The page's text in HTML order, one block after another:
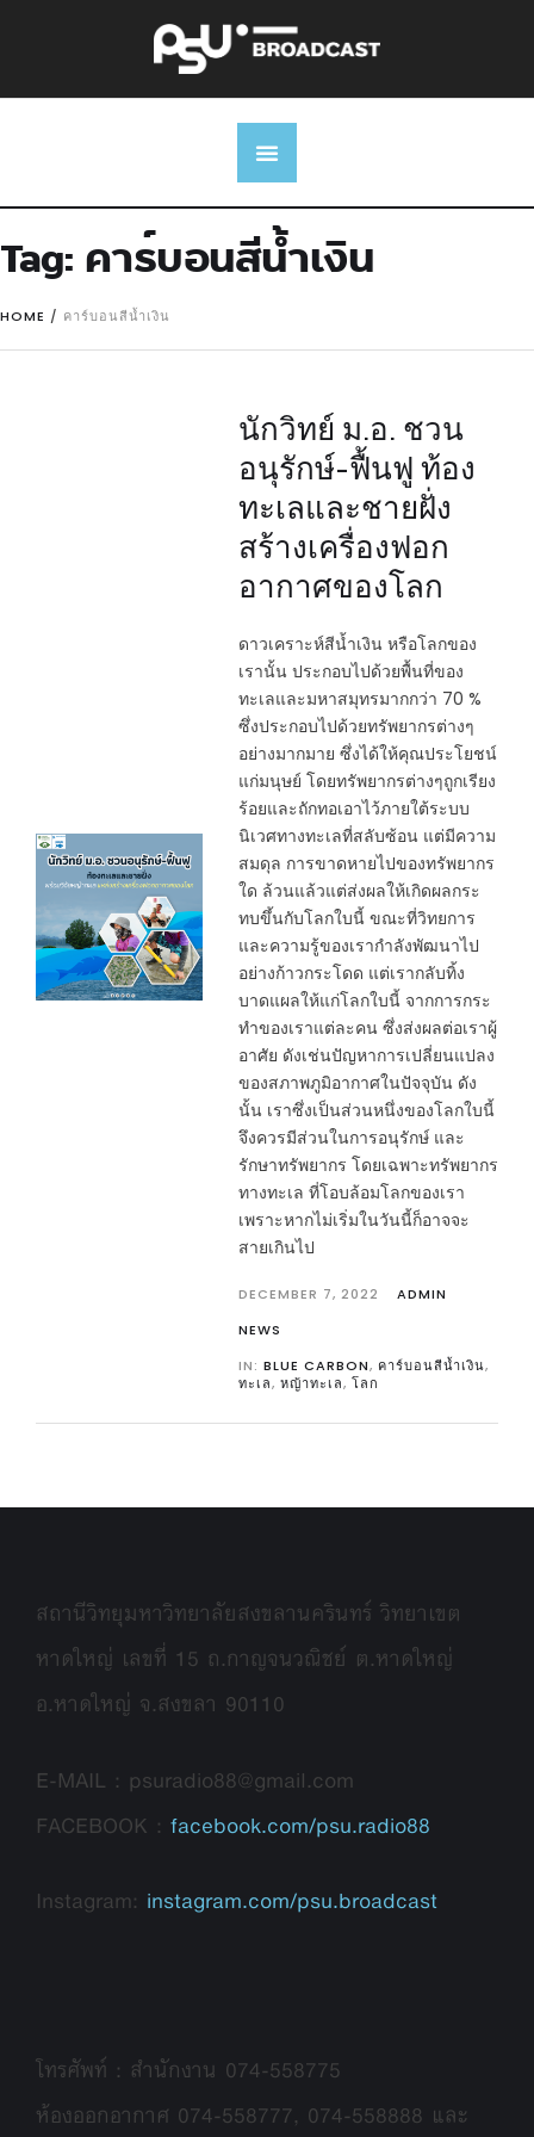
Tag: คาร์บอนสีน้ำเงิน
HOME / คาร์บอนสีน้ำเงิน
นักวิทย์ ม.อ. ชวน
อนุรักษ์-ฟื้นฟู ท้อง
ทะเลและชายฝั่ง
สร้างเครื่องฟอก
อากาศของโลก
ดาวเคราะห์สีน้ำเงิน หรือโลกของ
เรานั้น ประกอบไปด้วยพื้นที่ของ
ทะเลและมหาสมุทรมากกว่า 70 %
ซึ่งประกอบไปด้วยทรัพยากรต่างๆ
อย่างมากมาย ซึ่งได้ให้คุณประโยชน์
แก่มนุษย์ โดยทรัพยากรต่างๆถูกเรียง
ร้อยและถักทอเอาไว้ภายใต้ระบบ
นิเวศทางทะเลที่สลับซ้อน แต่มีความ
สมดุล การขาดหายไปของทรัพยากร
ใด ล้วนแล้วแต่ส่งผลให้เกิดผลกระ
ทบขึ้นกับโลกใบนี้ ขณะที่วิทยการ
และความรู้ของเรากำลังพัฒนาไป
อย่างก้าวกระโดด แต่เรากลับทิ้ง
บาดแผลให้แก่โลกใบนี้ จากการกระ
ทำของเราแต่ละคน ซึ่งส่งผลต่อเราผู้
อาศัย ดังเช่นปัญหาการเปลี่ยนแปลง
ของสภาพภูมิอากาศในปัจจุบัน ดัง
นั้น เราซึ่งเป็นส่วนหนึ่งของโลกใบนี้
จึงควรมีส่วนในการอนุรักษ์ และ
รักษาทรัพยากร โดยเฉพาะทรัพยากร
ทางทะเล ที่โอบล้อมโลกของเรา
เพราะหากไม่เริ่มในวันนี้ก็อาจจะ
สายเกินไป
DECEMBER 7, 2022
ADMIN
NEWS
IN: BLUE CARBON, คาร์บอนสีน้ำเงิน,
ทะเล, หญ้าทะเล, โลก
สถานีวิทยุมหาวิทยาลัยสงขลานครินทร์ วิทยาเขต
หาดใหญ่ เลขที่ 15 ถ.กาญจนวณิชย์ ต.หาดใหญ่
อ.หาดใหญ่ จ.สงขลา 90110
E-MAIL : psuradio88@gmail.com
FACEBOOK : facebook.com/psu.radio88
Instagram: instagram.com/psu.broadcast
โทรศัพท์ : สำนักงาน 074-558775
ห้องออกอากาศ 074-558777, 074-558888 และ